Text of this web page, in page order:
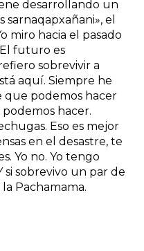
desarrollando un
sarnaqapxañani», el
miro hacia el pasado
futuro es
sobrevivir a
aquí. Siempre he
que podemos hacer
hacer.
Eso es mejor
en el desastre, te
Yo no. Yo tengo
si sobrevivo un par de
Pachamama.